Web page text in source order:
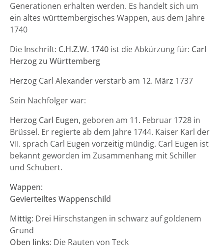
Generationen erhalten werden. Es handelt sich um
ein altes württembergisches Wappen, aus dem Jahre
1740
Die Inschrift: C.H.Z.W. 1740 ist die Abkürzung für: Carl
Herzog zu Württemberg
Herzog Carl Alexander verstarb am 12. März 1737
Sein Nachfolger war:
Herzog Carl Eugen, geboren am 11. Februar 1728 in
Brüssel. Er regierte ab dem Jahre 1744. Kaiser Karl der
VII. sprach Carl Eugen vorzeitig mündig. Carl Eugen ist
bekannt geworden im Zusammenhang mit Schiller
und Schubert.
Wappen:
Gevierteiltes Wappenschild
Mittig: Drei Hirschstangen in schwarz auf goldenem
Grund
Oben links: Die Rauten von Teck